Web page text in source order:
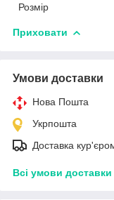
Розмір
Приховати
Умови доставки
Нова Пошта
Укрпошта
Доставка
Всі умови доставки